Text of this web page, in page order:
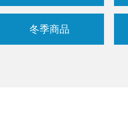
冬季商品